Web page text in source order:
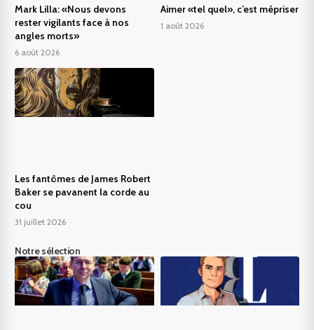
Mark Lilla: «Nous devons
rester vigilants face à nos
angles morts»
6 août 2026
Aimer «tel quel», c’est mépriser
1 août 2026
Les fantômes de James Robert
Baker se pavanent la corde au
cou
31 juillet 2026
Notre sélection